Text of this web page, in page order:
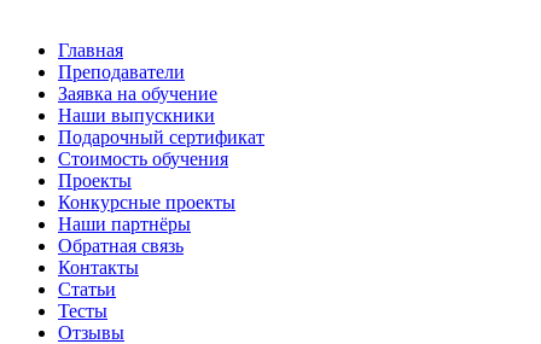
Главная
Преподаватели
Заявка на обучение
Наши выпускники
Подарочный сертификат
Стоимость обучения
Проекты
Конкурсные проекты
Наши партнёры
Обратная связь
Контакты
Статьи
Тесты
Отзывы